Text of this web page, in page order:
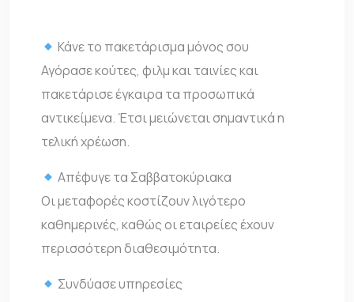
Κάνε το πακετάρισμα μόνος σου
Αγόρασε κούτες, φιλμ και ταινίες και
πακετάρισε έγκαιρα τα προσωπικά
αντικείμενα. Έτσι μειώνεται σημαντικά η
τελική χρέωση.
Απέφυγε τα Σαββατοκύριακα
Οι μεταφορές κοστίζουν λιγότερο
καθημερινές, καθώς οι εταιρείες έχουν
περισσότερη διαθεσιμότητα.
Συνδύασε υπηρεσίες